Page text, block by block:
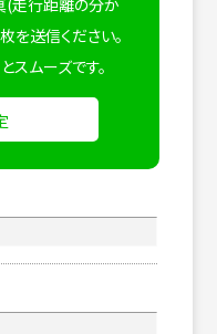
(走行距離の分か
を送信ください。
スムーズです。